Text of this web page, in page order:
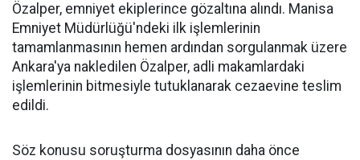
Özalper, emniyet ekiplerince gözaltına alındı. Manisa
Emniyet Müdürlüğü'ndeki ilk işlemlerinin
tamamlanmasının hemen ardından sorgulanmak üzere
Ankara'ya nakledilen Özalper, adli makamlardaki
işlemlerinin bitmesiyle tutuklanarak cezaevine teslim
edildi.
Söz konusu soruşturma dosyasının daha önce